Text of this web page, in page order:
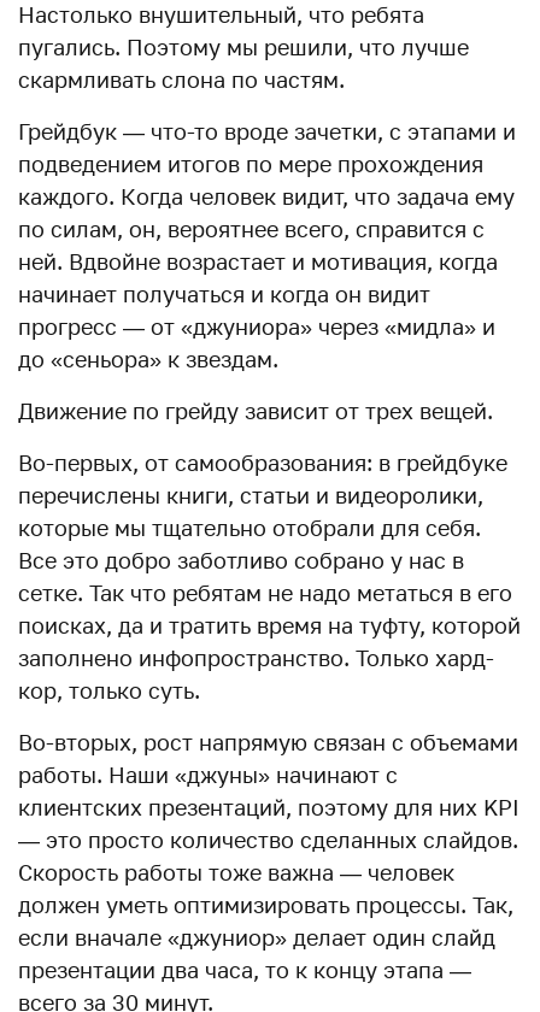
Настолько внушительный, что ребята
пугались. Поэтому мы решили, что лучше
скармливать слона по частям.
Грейдбук — что-то вроде зачетки, с этапами и
подведением итогов по мере прохождения
каждого. Когда человек видит, что задача ему
по силам, он, вероятнее всего, справится с
ней. Вдвойне возрастает и мотивация, когда
начинает получаться и когда он видит
прогресс — от «джуниора» через «мидла» и
до «сеньора» к звездам.
Движение по грейду зависит от трех вещей.
Во-первых, от самообразования: в грейдбуке
перечислены книги, статьи и видеоролики,
которые мы тщательно отобрали для себя.
Все это добро заботливо собрано у нас в
сетке. Так что ребятам не надо метаться в его
поисках, да и тратить время на туфту, которой
заполнено инфопространство. Только хард-
кор, только суть.
Во-вторых, рост напрямую связан с объемами
работы. Наши «джуны» начинают с
клиентских презентаций, поэтому для них KPI
— это просто количество сделанных слайдов.
Скорость работы тоже важна — человек
должен уметь оптимизировать процессы. Так,
если вначале «джуниор» делает один слайд
презентации два часа, то к концу этапа —
всего за 30 минут.